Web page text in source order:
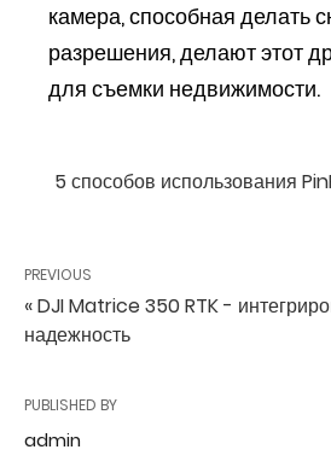
камера, способная делать
разрешения, делают этот
для съемки недвижимости.
5 способов использования
PREVIOUS
« DJI Matrice 350 RTK -
надежность
PUBLISHED BY
admin